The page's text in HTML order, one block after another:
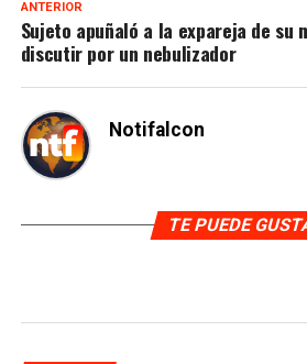
ANTERIOR
Sujeto apuñaló a la expareja de su
discutir por un nebulizador
Notifalcon
TE PUEDE